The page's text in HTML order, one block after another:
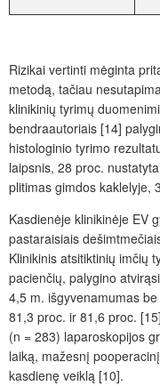
Rizikai vertinti mėginta
metodą, tačiau
klinikinių tyrimų
bendraautoriais [14]
histologinio tyrimo
laipsnis, 28 proc.
plitimas gimdos kaklelyje,
Kasdienėje klinikinėje EV
pastaraisiais
Klinikinis atsitiktinių imčių
pacienčių, palygino
4,5 m. išgyvenamumas
81,3 proc. ir 81,6 proc.
(n = 283) laparoskopijos
laiką, mažesnį
kasdienę veiklą [10].